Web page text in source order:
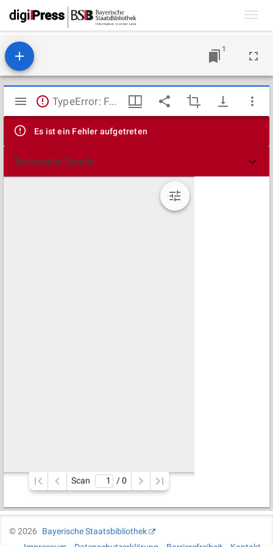
1
Mirador
Viewer
TypeError: Failed to fetch
Es ist ein Fehler aufgetreten
Technische Details
Scan / 0
©2026
Bayerische Staatsbibliothek